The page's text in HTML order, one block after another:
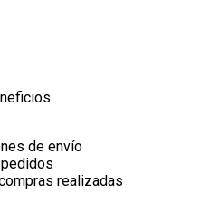
de envío
realizadas